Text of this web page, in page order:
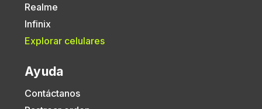
Realme
Infinix
Explorar celulares
Ayuda
Contáctanos